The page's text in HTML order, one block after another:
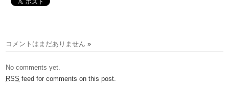
コメントはまだありません»
No comments yet.
RSS feed for comments on this post.